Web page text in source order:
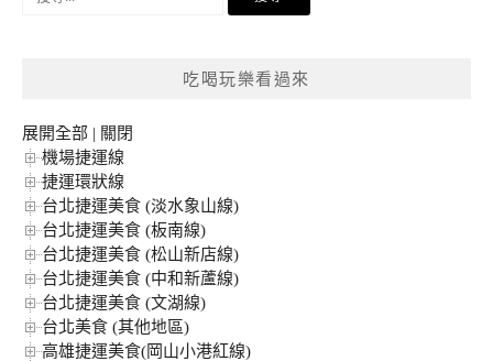
吃喝玩樂看過來
展開全部 | 關閉
機場捷運線
捷運環狀線
台北捷運美食 (淡水象山線)
台北捷運美食 (板南線)
台北捷運美食 (松山新店線)
台北捷運美食 (中和新蘆線)
台北捷運美食 (文湖線)
台北美食 (其他地區)
高雄捷運美食(岡山小港紅線)